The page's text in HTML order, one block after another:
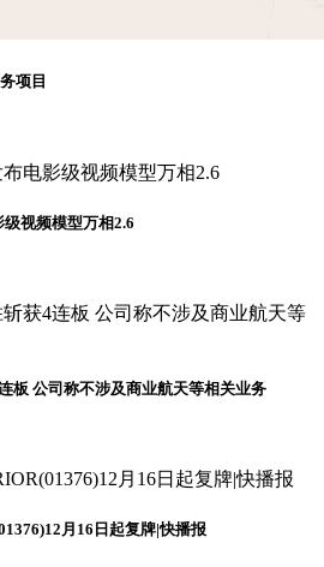
项目
视频模型万相2.6
板 公司称不涉及商业航天等相关业务
月16日起复牌|快播报